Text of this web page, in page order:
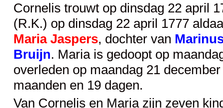
Cornelis trouwt op dinsdag 22 april
(R.K.) op dinsdag 22 april 1777
Maria Jaspers, dochter van
Bruijn. Maria is gedoopt op
overleden op maandag 21
maanden en 19 dagen.
Van Cornelis en Maria zijn zeven